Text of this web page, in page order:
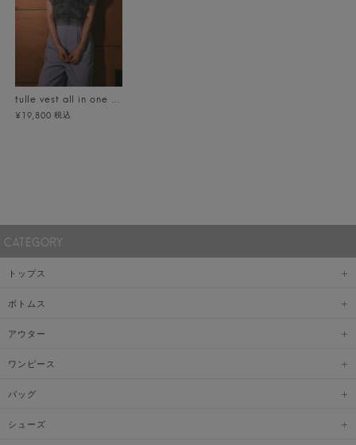
tulle vest all in one dress
¥19,800 税込
CATEGORY
トップス
ボトムス
アウター
ワンピース
バッグ
シューズ